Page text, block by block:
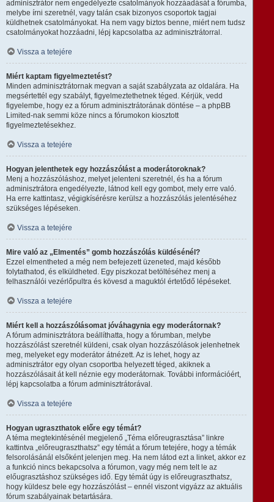
adminisztrátor nem engedélyezte csatolmányok hozzáadását a fórumba,
melybe írni szeretnél, vagy talán csak bizonyos csoportok tagjai
küldhetnek csatolmányokat. Ha nem vagy biztos benne, miért nem tudsz
csatolmányokat hozzáadni, lépj kapcsolatba az adminisztrátorral.
Vissza a tetejére
Miért kaptam figyelmeztetést?
Minden adminisztrátornak megvan a saját szabályzata az oldalára. Ha
megsértettél egy szabályt, figyelmeztethetnek téged. Kérjük, vedd
figyelembe, hogy ez a fórum adminisztrátorának döntése – a phpBB
Limited-nak semmi köze nincs a fórumokon kiosztott
figyelmeztetésekhez.
Vissza a tetejére
Hogyan jelenthetek egy hozzászólást a moderátoroknak?
Menj a hozzászóláshoz, melyet jelenteni szeretnél, és ha a fórum
adminisztrátora engedélyezte, látnod kell egy gombot, mely erre való.
Ha erre kattintasz, végigkísérésre kerülsz a hozzászólás jelentéséhez
szükséges lépéseken.
Vissza a tetejére
Mire való az „Elmentés” gomb hozzászólás küldésénél?
Ezzel elmentheted a még nem befejezett üzeneted, majd később
folytathatod, és elküldheted. Egy piszkozat betöltéséhez menj a
felhasználói vezérlőpultra és kövesd a maguktól értetődő lépéseket.
Vissza a tetejére
Miért kell a hozzászólásomat jóváhagynia egy moderátornak?
A fórum adminisztrátora beállíthatta, hogy a fórumban, melybe
hozzászólást szeretnél küldeni, csak olyan hozzászólások jelenhetnek
meg, melyeket egy moderátor átnézett. Az is lehet, hogy az
adminisztrátor egy olyan csoportba helyezett téged, akiknek a
hozzászólásait át kell néznie egy moderátornak. További információért,
lépj kapcsolatba a fórum adminisztrátorával.
Vissza a tetejére
Hogyan ugraszthatok előre egy témát?
A téma megtekintésénél megjelenő „Téma előreugrasztása” linkre
kattintva „előreugraszthatsz” egy témát a fórum tetejére, hogy a témák
felsorolásánál elsőként jelenjen meg. Ha nem látod ezt a linket, akkor ez
a funkció nincs bekapcsolva a fórumon, vagy még nem telt le az
előugrasztáshoz szükséges idő. Egy témát úgy is előreugraszthatsz,
hogy küldesz bele egy hozzászólást – ennél viszont vigyázz az aktuális
fórum szabályainak betartására.